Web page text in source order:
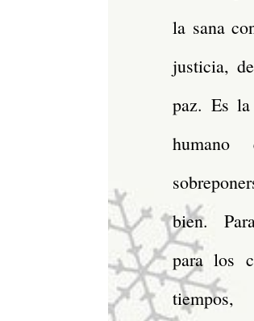
la sana
justicia,
paz. Es
humano
bien.
para los